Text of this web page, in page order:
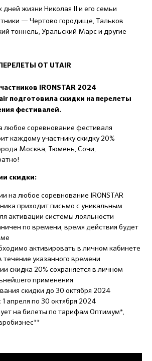
дней жизни Николая II и его семьи
— Чертово городище, Тальков
тоннель, Уральский Марс и другие
ОТ UTAIR
IRONSTAR 2024
подготовила скидки на перелеты
фестивалей.
любое соревнование фестиваля
каждому участнику скидку 20%
Москва, Тюмень, Сочи,
скидки:
на любое соревнование IRONSTAR
приходит письмо с уникальным
активации системы лояльности
по времени, время действия будет
активировать в личном кабинете
течение указанного времени
скидка 20% сохраняется в личном
применения
скидки до 30 октября 2024
апреля по 30 октября 2024
на билеты по тарифам Оптимум*,